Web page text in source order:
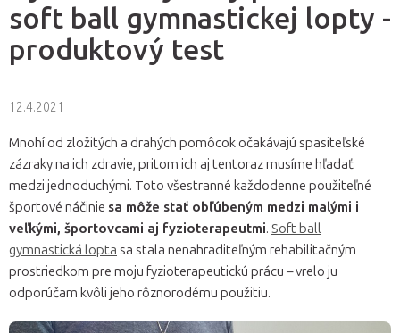
soft ball gymnastickej lopty -
produktový test
12.4.2021
Mnohí od zložitých a drahých pomôcok očakávajú spasiteľské
zázraky na ich zdravie, pritom ich aj tentoraz musíme hľadať
medzi jednoduchými. Toto všestranné každodenne použiteľné
športové náčinie sa môže stať obľúbeným medzi malými i
veľkými, športovcami aj fyzioterapeutmi. Soft ball
gymnastická lopta sa stala nenahraditeľným rehabilitačným
prostriedkom pre moju fyzioterapeutickú prácu – vrelo ju
odporúčam kvôli jeho rôznorodému použitiu.